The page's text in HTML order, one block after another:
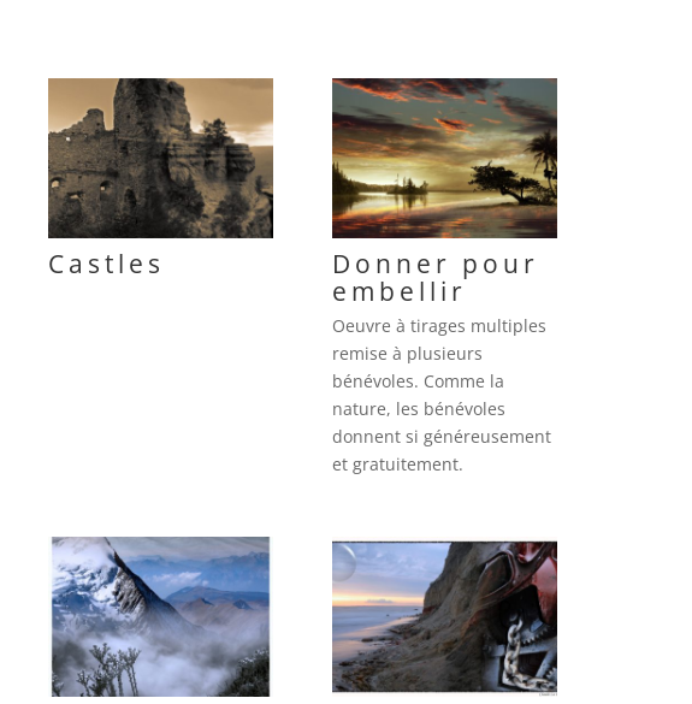
Castles
Donner pour
embellir
Oeuvre à tirages multiples
remise à plusieurs
bénévoles. Comme la
nature, les bénévoles
donnent si généreusement
et gratuitement.